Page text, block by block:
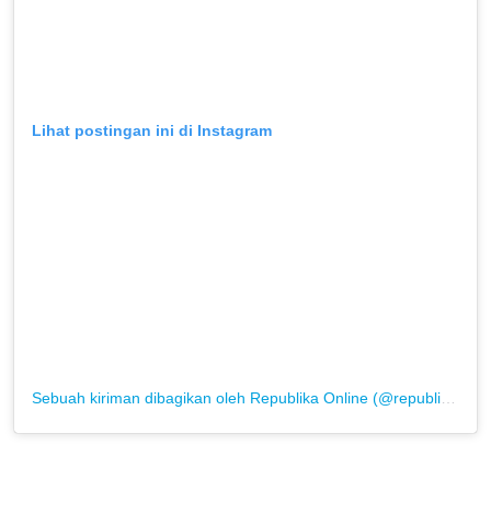
Lihat postingan ini di Instagram
Sebuah kiriman dibagikan oleh Republika Online (@republikaonline)